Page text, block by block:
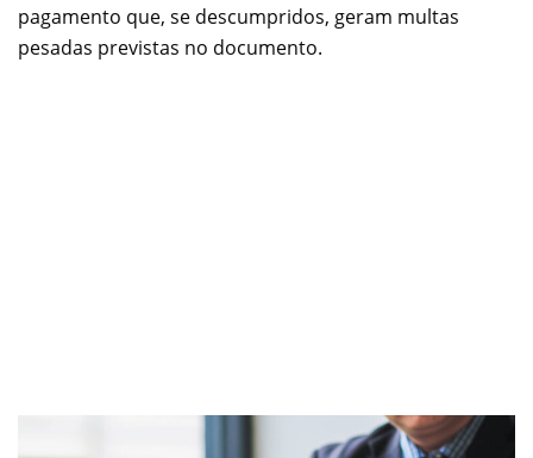
pagamento que, se descumpridos, geram multas
pesadas previstas no documento.